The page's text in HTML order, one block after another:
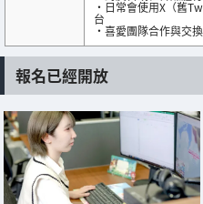
・日常會使用X（舊
台
・喜愛團隊合作與交
報名已經開放